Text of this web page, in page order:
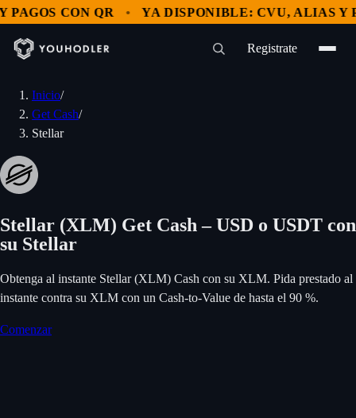
CON QR YA DISPONIBLE: CVU, ALIAS Y
Registrate
Inicio/
Get Cash/
Stellar
Stellar (XLM) Get Cash – USD o USDT con
su Stellar
Obtenga al instante Stellar (XLM) Cash con su XLM. Pida prestado al
instante contra su XLM con un Cash-to-Value de hasta el 90 %.
Comenzar